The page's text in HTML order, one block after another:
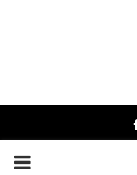
PRIMARY